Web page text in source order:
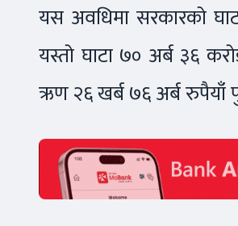
यस अवधिमा सरकारको
यस्तो घाटा ७० अर्ब ३६
ऋण २६ खर्ब ७६ अर्ब रुपैयाँ